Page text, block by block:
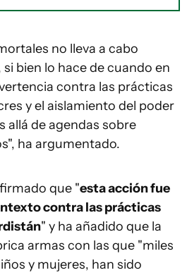
no lleva a cabo
bien lo hace de cuando en
contra las prácticas
y el aislamiento del poder
allá de agendas sobre
ha argumentado.
que "esta acción fue
contra las prácticas
" y ha añadido que la
armas con las que "miles
y mujeres, han sido